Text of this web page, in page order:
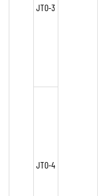
JTO-3
JTO-4